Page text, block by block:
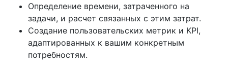
Определение времени, затраченного на
задачи, и расчет связанных с этим затрат.
Создание пользовательских метрик и KPI,
адаптированных к вашим конкретным
потребностям.